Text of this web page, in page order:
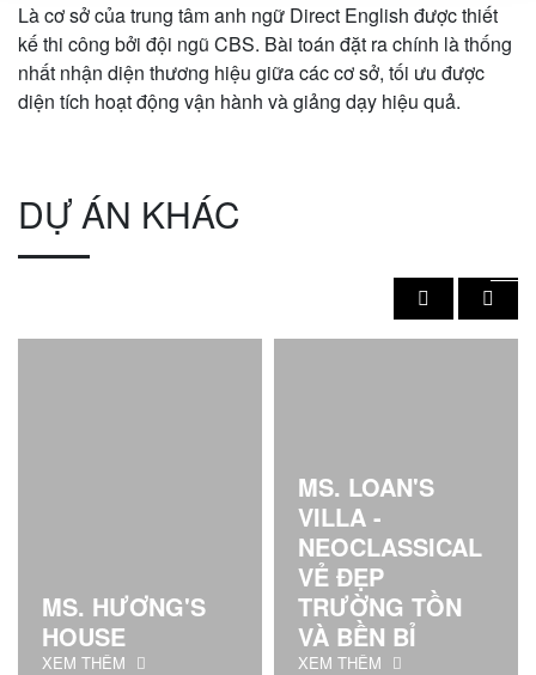
Là cơ sở của trung tâm anh ngữ Direct English được thiết
kế thi công bởi đội ngũ CBS. Bài toán đặt ra chính là thống
nhất nhận diện thương hiệu giữa các cơ sở, tối ưu được
diện tích hoạt động vận hành và giảng dạy hiệu quả.
DỰ ÁN KHÁC
MS. HƯƠNG'S
HOUSE
XEM THÊM
MS. LOAN'S
VILLA -
NEOCLASSICAL
VẺ ĐẸP
TRƯỜNG TỒN
VÀ BỀN BỈ
XEM THÊM